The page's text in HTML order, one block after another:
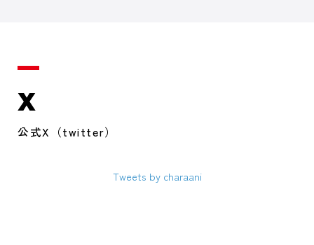
X
公式X（twitter）
Tweets by charaani